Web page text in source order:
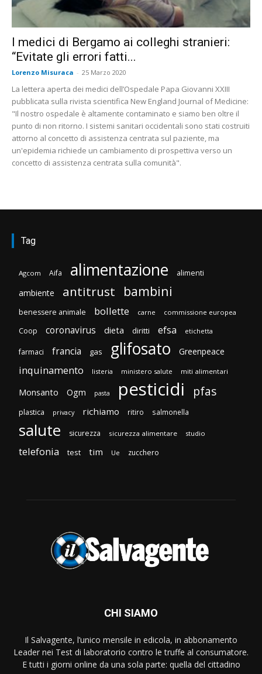
I medici di Bergamo ai colleghi stranieri:
“Evitate gli errori fatti...
Lorenzo Misuraca - 25 Marzo 2020
La lettera aperta dei medici dell’Ospedale Papa Giovanni XXIII
pubblicata sulla rivista scientifica New England Journal of Medicine:
"Il nostro ospedale è altamente contaminato e siamo ben oltre il
punto di non ritorno. I sistemi sanitari occidentali sono stati costruiti
attorno al concetto di assistenza centrata sul paziente, ma
un'epidemia richiede un cambiamento di prospettiva verso un
concetto di assistenza centrata sulla comunità".
Tag
Agcom Aifa alimentazione alimenti
ambiente antitrust bambini
benessere animale bollette carne commissione europea
Coop coronavirus dieta diritti efsa etichetta
farmaci francia gas glifosato Greenpeace
inquinamento listeria ministero salute miti alimentari
Monsanto Ogm pasta pesticidi pfas
plastica privacy richiamo ritiro salmonella
salute sicurezza sicurezza alimentare studio
telefonia test tim Ue zucchero
CHI SIAMO
Il Salvagente, l’unico mensile in edicola, in abbonamento
Leader nei Test di laboratorio contro le truffe al consumatore.
E tutti i giorni online da una sola parte: quella del cittadino